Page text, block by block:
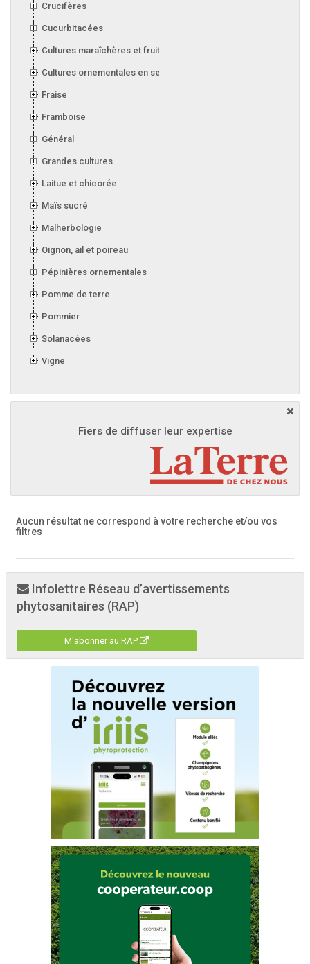
Crucifères
Cucurbitacées
Cultures maraîchères et fruitières en serre
Cultures ornementales en serre
Fraise
Framboise
Général
Grandes cultures
Laitue et chicorée
Maïs sucré
Malherbologie
Oignon, ail et poireau
Pépinières ornementales
Pomme de terre
Pommier
Solanacées
Vigne
Fiers de diffuser leur expertise
Aucun résultat ne correspond à votre recherche et/ou vos
filtres
Infolettre Réseau d’avertissements
phytosanitaires (RAP)
M'abonner au RAP